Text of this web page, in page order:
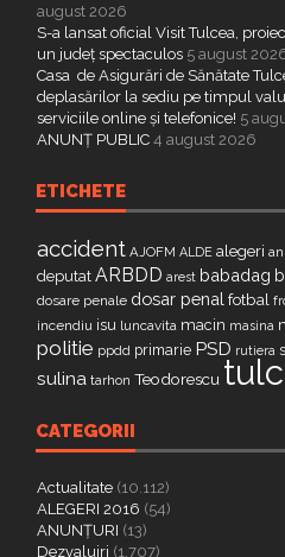
august 2026
S-a lansat oficial Visit Tulcea,
un județ spectaculos 5 august
Casa de Asigurări de Sănătate
deplasărilor la sediu pe timpul
serviciile online și telefonice! 5
ANUNȚ PUBLIC 4 august 2026
ETICHETE
accident AJOFM ALDE alegeri
deputat ARBDD arest babadag
dosare penale dosar penal fotbal
incendiu isu luncavita macin masina
politie ppdd primarie PSD rutiera
sulina tarhon Teodorescu
CATEGORII
Actualitate (10.112)
ALEGERI 2016 (54)
ANUNȚURI (13)
Dezvaluiri (1.707)